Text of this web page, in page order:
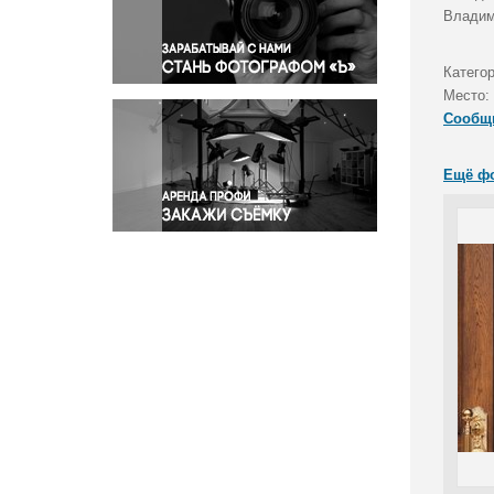
Правосудие
Происшествия и конфликты
Религия
Светская жизнь
Спорт
Экология
Экономика и бизнес
Место:
Ещё